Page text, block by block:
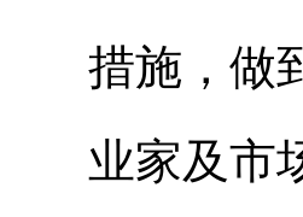
措施，做
业家及市